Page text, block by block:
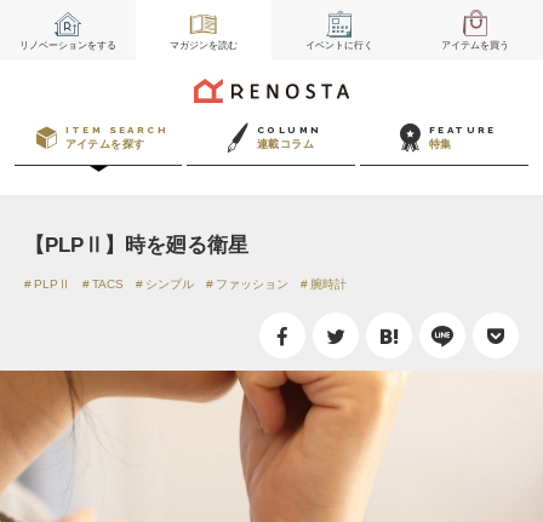
リノベーションをする マガジンを読む イベント に行く アイテムを買う
ITEM SEARCH
アイテムを探す
COLUMN
連載コラム
FEATURE
特集
【PLPⅡ】時を廻る衛星
PLPⅡ TACS シンプル ファッション 腕時計